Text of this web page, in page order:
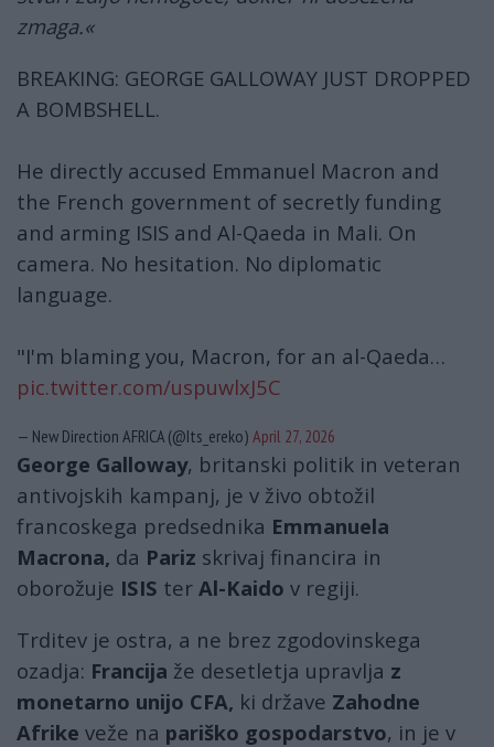
zmaga.«
BREAKING: GEORGE GALLOWAY JUST DROPPED
A BOMBSHELL.
He directly accused Emmanuel Macron and
the French government of secretly funding
and arming ISIS and Al-Qaeda in Mali. On
camera. No hesitation. No diplomatic
language.
"I'm blaming you, Macron, for an al-Qaeda…
pic.twitter.com/uspuwlxJ5C
— New Direction AFRICA (@Its_ereko) April 27, 2026
George Galloway, britanski politik in veteran
antivojskih kampanj, je v živo obtožil
francoskega predsednika Emmanuela
Macrona, da Pariz skrivaj financira in
oborožuje ISIS ter Al-Kaido v regiji.
Trditev je ostra, a ne brez zgodovinskega
ozadja: Francija že desetletja upravlja z
monetarno unijo CFA, ki države Zahodne
Afrike veže na pariško gospodarstvo, in je v